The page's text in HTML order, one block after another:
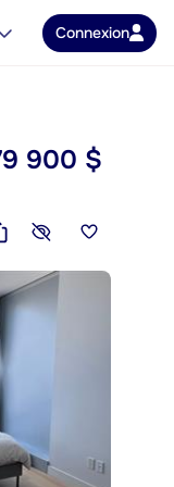
Connexion
900 $